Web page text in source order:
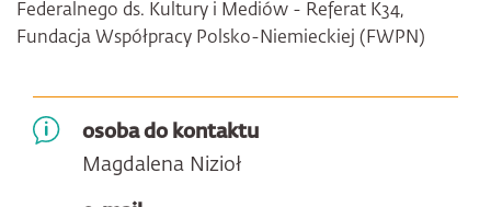
Federalnego ds. Kultury i Mediów - Referat K34,
Fundacja Współpracy Polsko-Niemieckiej (FWPN)
osoba do kontaktu
Magdalena Nizioł